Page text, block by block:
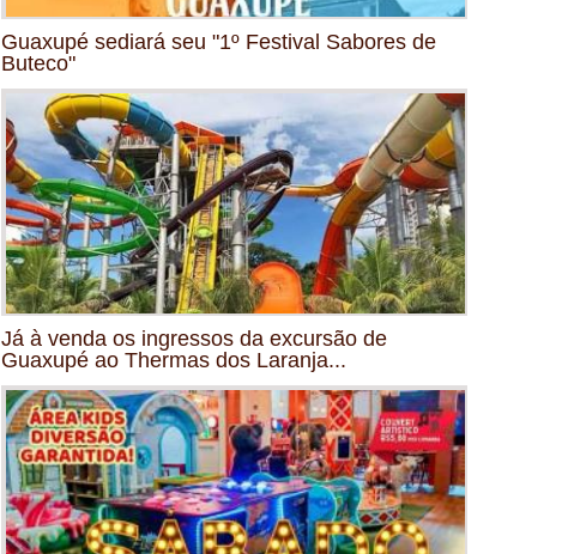
Guaxupé sediará seu "1º Festival Sabores de
Buteco"
Já à venda os ingressos da excursão de
Guaxupé ao Thermas dos Laranja...